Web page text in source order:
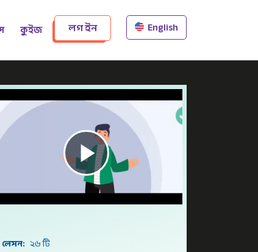
কুইজ লগ ইন English
Play
Video
লেসন: ২৬ টি